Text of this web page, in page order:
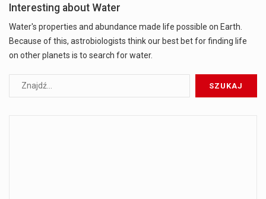
Interesting about Water
Water's properties and abundance made life possible on Earth.
Because of this, astrobiologists think our best bet for finding life
on other planets is to search for water.